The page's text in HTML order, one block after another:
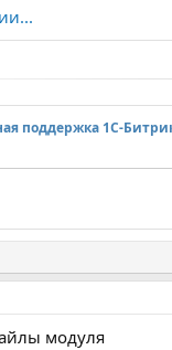
поддержка 1С-
модуля